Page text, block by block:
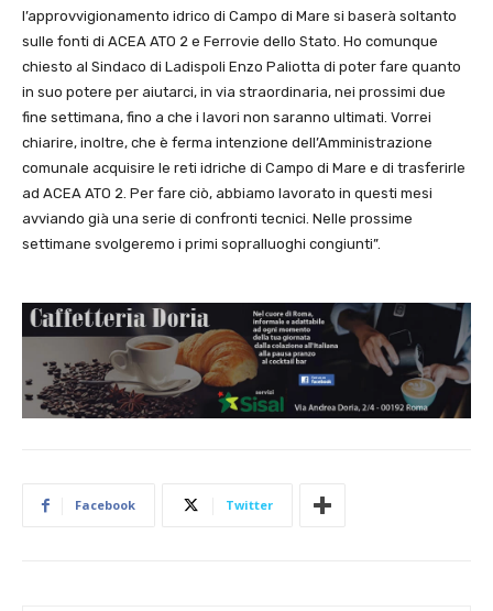
l’approvvigionamento idrico di Campo di Mare si baserà soltanto
sulle fonti di ACEA ATO 2 e Ferrovie dello Stato. Ho comunque
chiesto al Sindaco di Ladispoli Enzo Paliotta di poter fare quanto
in suo potere per aiutarci, in via straordinaria, nei prossimi due
fine settimana, fino a che i lavori non saranno ultimati. Vorrei
chiarire, inoltre, che è ferma intenzione dell’Amministrazione
comunale acquisire le reti idriche di Campo di Mare e di trasferirle
ad ACEA ATO 2. Per fare ciò, abbiamo lavorato in questi mesi
avviando già una serie di confronti tecnici. Nelle prossime
settimane svolgeremo i primi sopralluoghi congiunti”.
Facebook Twitter